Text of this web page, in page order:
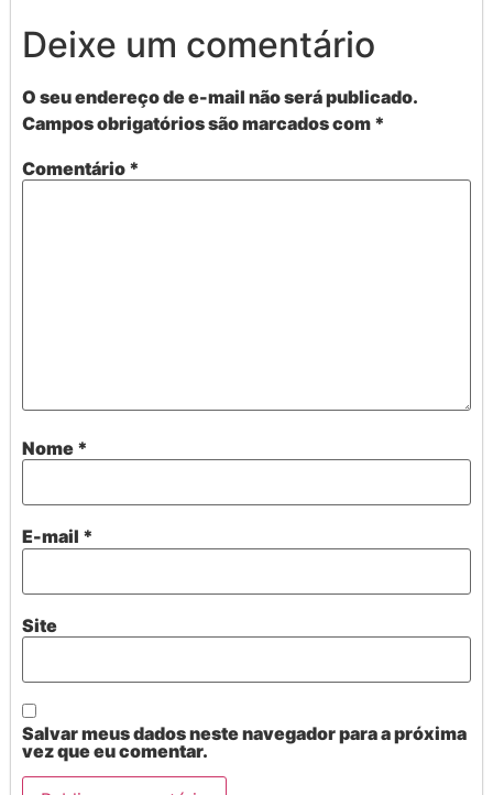
Deixe um comentário
O seu endereço de e-mail não será publicado.
Campos obrigatórios são marcados com *
Comentário *
Nome *
E-mail *
Site
Salvar meus dados neste navegador para a próxima
vez que eu comentar.